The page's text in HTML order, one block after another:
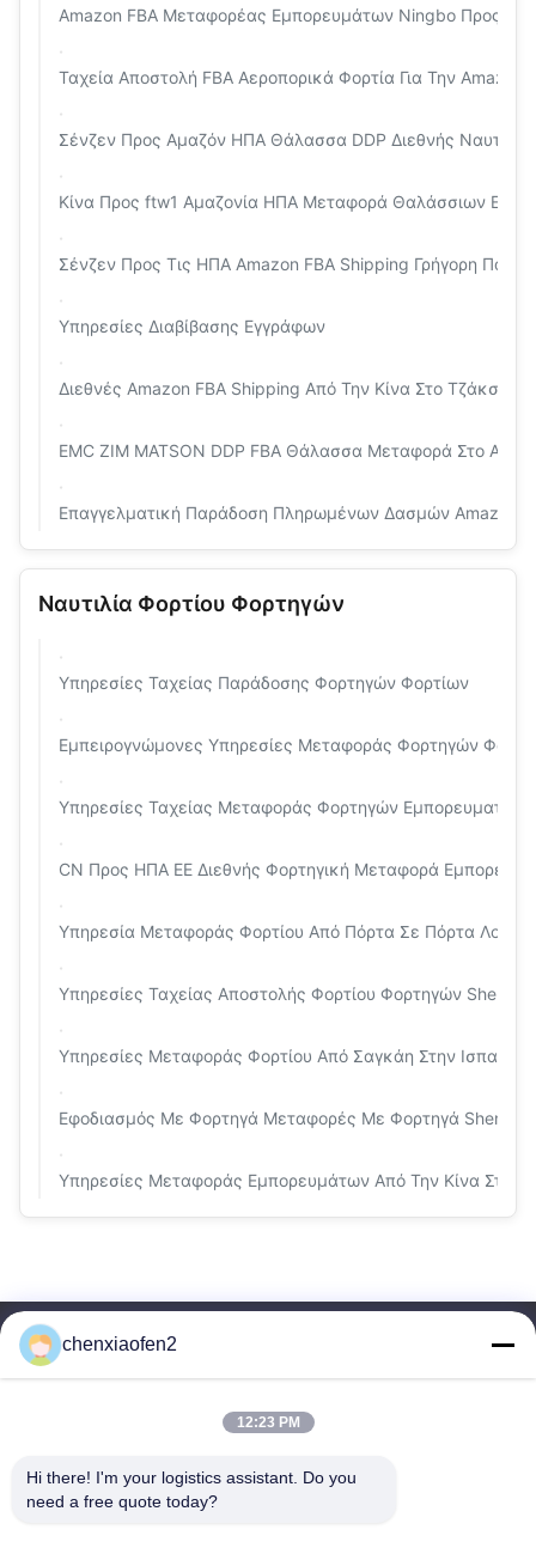
Amazon FBA Μεταφορέας Εμπορευμάτων Ningbo Προς Το
Ταχεία Αποστολή FBA Αεροπορικά Φορτία Για Την
Σένζεν Προς Αμαζόν ΗΠΑ Θάλασσα DDP Διεθνής Ναυτιλία
Κίνα Προς ftw1 Αμαζονία ΗΠΑ Μεταφορά Θαλάσσιων
Σένζεν Προς Τις ΗΠΑ Amazon FBA Shipping Γρήγορη
Υπηρεσίες Διαβίβασης Εγγράφων
Διεθνές Amazon FBA Shipping Από Την Κίνα Στο
EMC ZIM MATSON DDP FBA Θάλασσα Μεταφορά Στο
Επαγγελματική Παράδοση Πληρωμένων Δασμών Amazon
Ναυτιλία Φορτίου Φορτηγών
Υπηρεσίες Ταχείας Παράδοσης Φορτηγών Φορτίων
Εμπειρογνώμονες Υπηρεσίες Μεταφοράς Φορτηγών
Υπηρεσίες Ταχείας Μεταφοράς Φορτηγών
CN Προς ΗΠΑ ΕΕ Διεθνής Φορτηγική Μεταφορά
Υπηρεσία Μεταφοράς Φορτίου Από Πόρτα Σε Πόρτα Λος
Υπηρεσίες Ταχείας Αποστολής Φορτίου Φορτηγών
Υπηρεσίες Μεταφοράς Φορτίου Από Σαγκάη Στην Ισπανία
Εφοδιασμός Με Φορτηγά Μεταφορές Με Φορτηγά
Υπηρεσίες Μεταφοράς Εμπορευμάτων Από Την Κίνα Στην
Γρήγοροι
Επικοινωνήστε μαζί μας
chenxiaofen2
12:23 PM
Hi there! I'm your logistics assistant. Do you
need a free quote today?